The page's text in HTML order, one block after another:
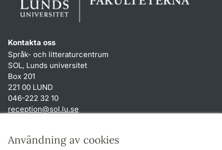
Användning av cookies
Kontakta oss
Språk- och litteraturcentrum
SOL, Lunds universitet
Box 201
221 00 LUND
046-222 32 10
reception@sol.lu.se
Genvägar